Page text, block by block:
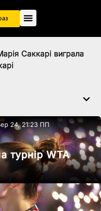
Саккарі виграла
24, 21:23 ПП
турнір WTA